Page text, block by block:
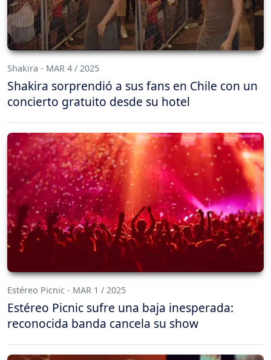
Shakira - MAR 4 / 2025
Shakira sorprendió a sus fans en Chile con un
concierto gratuito desde su hotel
Estéreo Picnic - MAR 1 / 2025
Estéreo Picnic sufre una baja inesperada:
reconocida banda cancela su show